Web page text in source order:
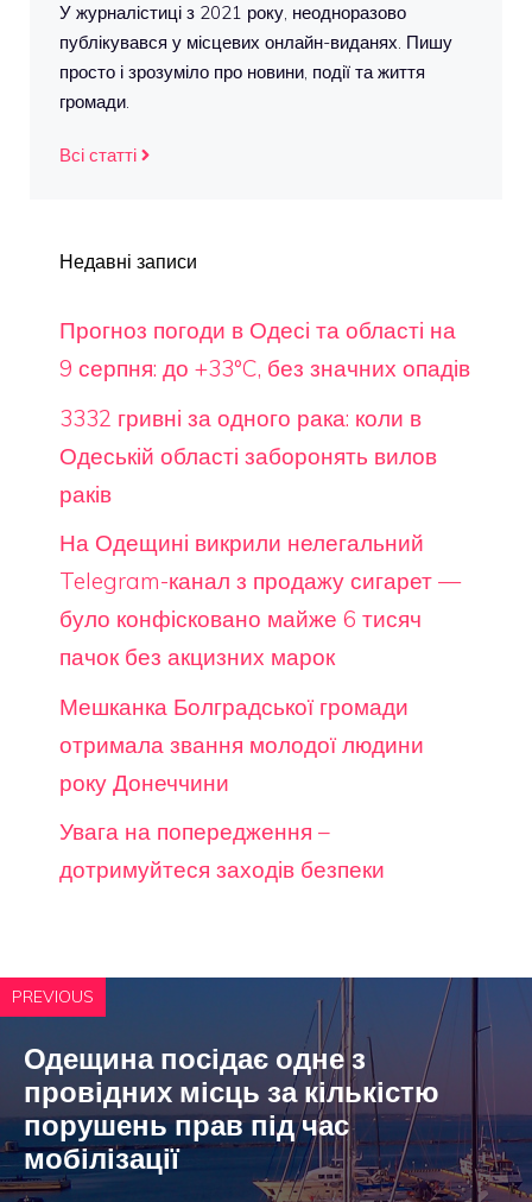
У журналістиці з 2021 року, неодноразово
публікувався у місцевих онлайн-виданях. Пишу
просто і зрозуміло про новини, події та життя
громади.
Всі статті
Недавні записи
Прогноз погоди в Одесі та області на
9 серпня: до +33°C, без значних опадів
3332 гривні за одного рака: коли в
Одеській області заборонять вилов
раків
На Одещині викрили нелегальний
Telegram-канал з продажу сигарет —
було конфісковано майже 6 тисяч
пачок без акцизних марок
Мешканка Болградської громади
отримала звання молодої людини
року Донеччини
Увага на попередження –
дотримуйтеся заходів безпеки
PREVIOUS
Одещина посідає одне з
провідних місць за кількістю
порушень прав під час
мобілізації